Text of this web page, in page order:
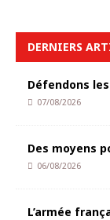
DERNIERS
Défendons
07/08/2026
Des moyens
06/08/2026
L’armée